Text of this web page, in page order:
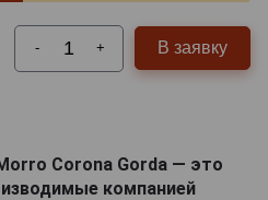
- + В заявку
Corona Gorda — это
компанией